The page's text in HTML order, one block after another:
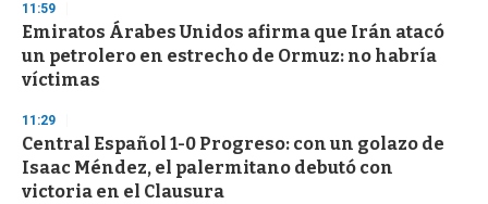
11:59
Emiratos Árabes Unidos afirma que Irán atacó
un petrolero en estrecho de Ormuz: no habría
víctimas
11:29
Central Español 1-0 Progreso: con un golazo de
Isaac Méndez, el palermitano debutó con
victoria en el Clausura